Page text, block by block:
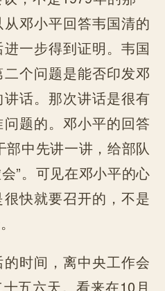
邓小平回答韦国清的
一步得到证明。韦国
个问题是能否印发邓
话。那次讲话是很有
题的。邓小平的回答
部中先讲一讲，给部队
”。可见在邓小平的心
快就要召开的，不是
时间，离中央工作会
五六天。看来在10月